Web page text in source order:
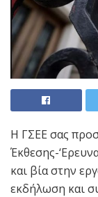
Η ΓΣΕΕ σας
Έκθεσης-
και βία στην
εκδήλωση και